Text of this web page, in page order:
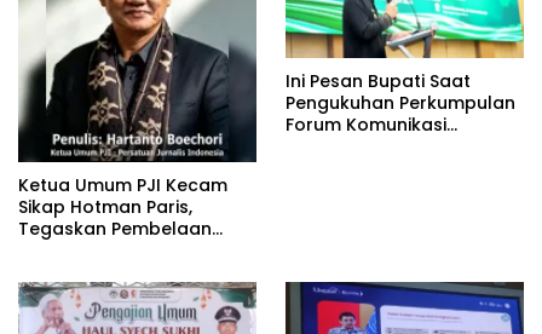
Ketua Umum PJI Kecam
Sikap Hotman Paris,
Tegaskan Pembelaan
Ini Pesan Bupati Saat
Pengukuhan Perkumpulan
Forum Komunikasi